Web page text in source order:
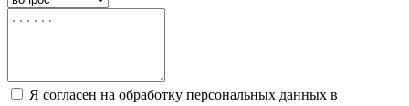
Я согласен на обработку персональных данных в